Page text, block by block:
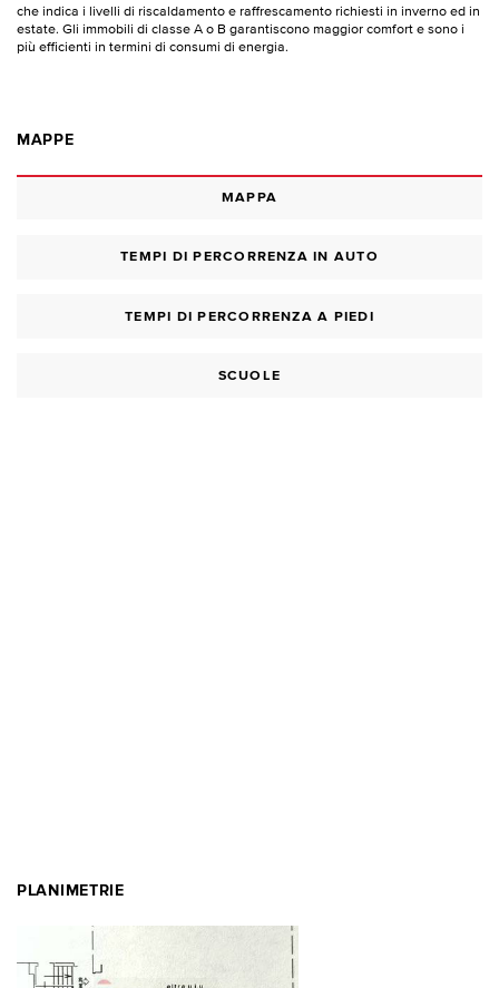
che indica i livelli di riscaldamento e raffrescamento richiesti in inverno ed in
estate. Gli immobili di classe A o B garantiscono maggior comfort e sono i
più efficienti in termini di consumi di energia.
MAPPE
MAPPA
TEMPI DI PERCORRENZA IN AUTO
TEMPI DI PERCORRENZA A PIEDI
SCUOLE
PLANIMETRIE